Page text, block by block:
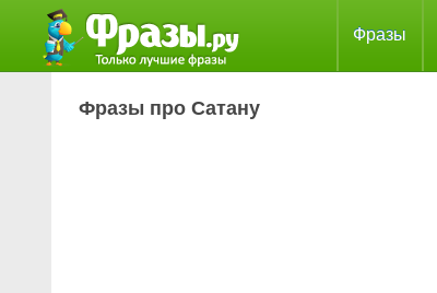
Фразы
Фразы про Сатану